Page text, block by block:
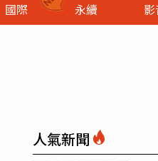
國際 永續
人氣新聞